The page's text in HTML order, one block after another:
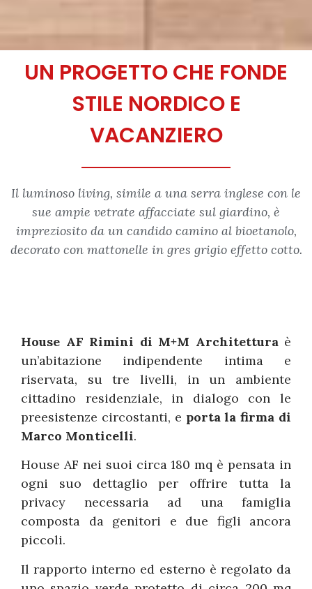
UN PROGETTO CHE FONDE
STILE NORDICO E
VACANZIERO
Il luminoso living, simile a una serra inglese con le
sue ampie vetrate affacciate sul giardino, è
impreziosito da un candido camino al bioetanolo,
decorato con mattonelle in gres grigio effetto cotto.
House AF Rimini di M+M Architetturaè
un’abitazione indipendente intima e
riservata, su tre livelli, in un ambiente
cittadino residenziale, in dialogo con le
preesistenze circostanti, e porta la firma di
Marco Monticelli.
House AF nei suoi circa 180 mq è pensata in
ogni suo dettaglio per offrire tutta la
privacy necessaria ad una famiglia
composta da genitori e due figli ancora
piccoli.
Il rapporto interno ed esterno è regolato da